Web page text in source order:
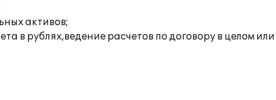
активов;
в рублях,ведение расчетов по договору в целом